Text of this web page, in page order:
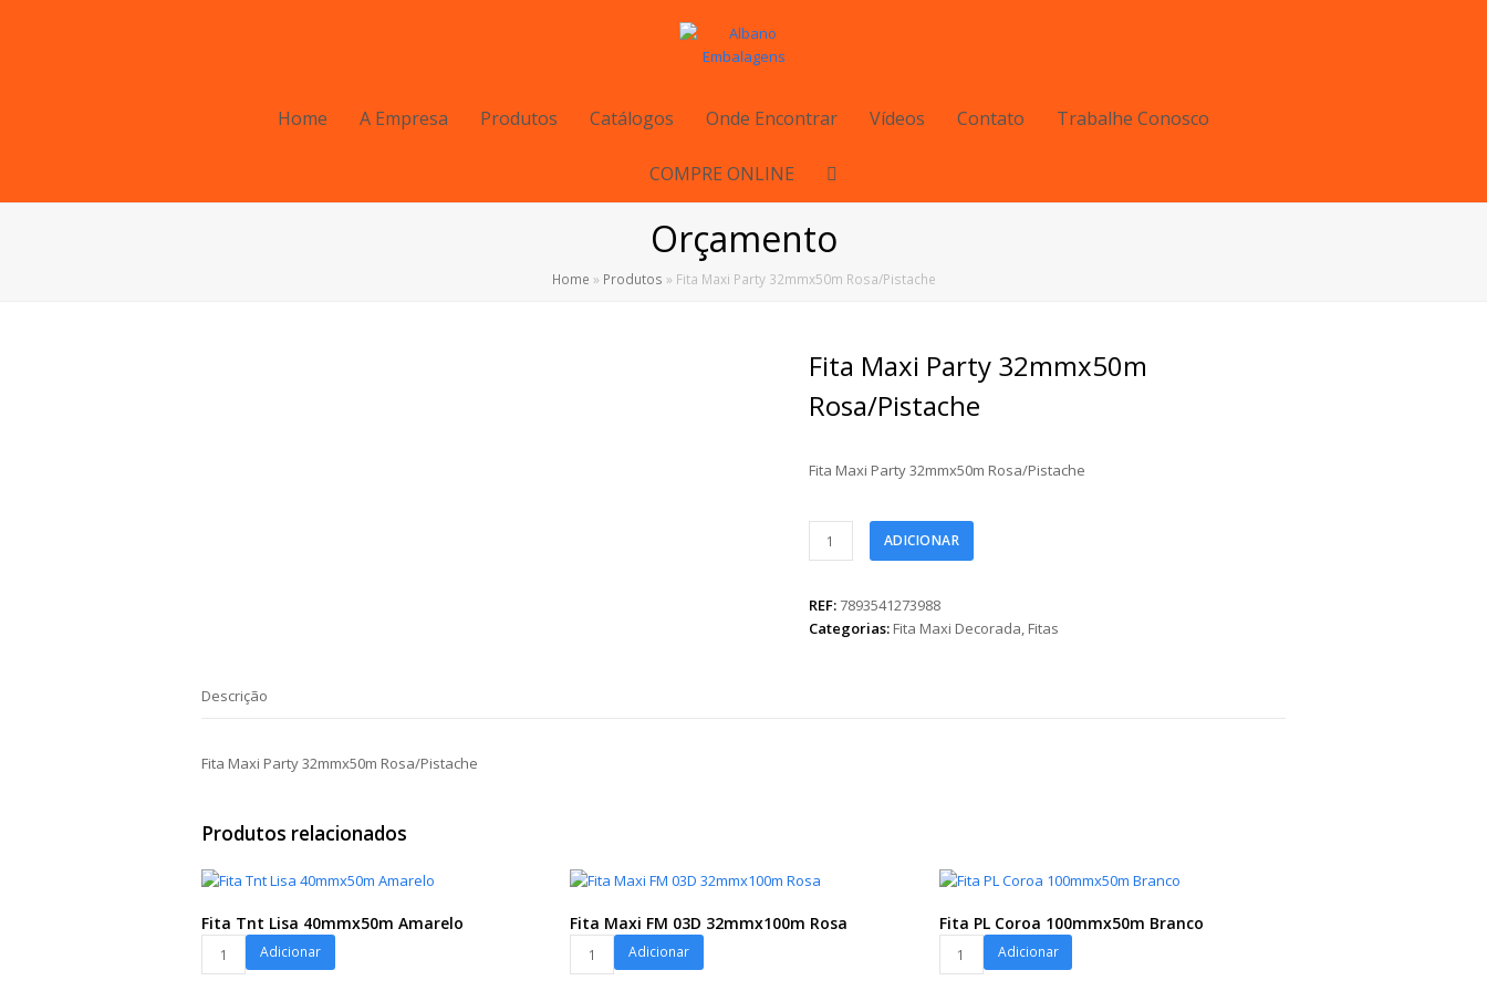
Home A Empresa Produtos Catálogos Onde Encontrar Vídeos Contato Trabalhe Conosco
COMPRE ONLINE
Orçamento
Home » Produtos » Fita Maxi Party 32mmx50m Rosa/Pistache
Fita Maxi Party 32mmx50m
Rosa/Pistache
Fita Maxi Party 32mmx50m Rosa/Pistache
Fita
Maxi
32mmx50m
Rosa/Pistache
ADICIONAR
REF:7893541273988
Categorias: Fita Maxi Decorada, Fitas
Descrição
Fita Maxi Party 32mmx50m Rosa/Pistache
Produtos relacionados
Fita Tnt Lisa 40mmx50m Amarelo
Fita
Tnt
Adicionar
Fita Maxi FM 03D 32mmx100m Rosa
Fita
Maxi
Adicionar
Fita PL Coroa 100mmx50m Branco
Fita
PL
Adicionar